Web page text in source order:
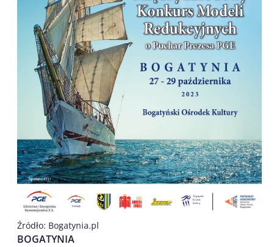
Źródło: Bogatynia.pl
BOGATYNIA